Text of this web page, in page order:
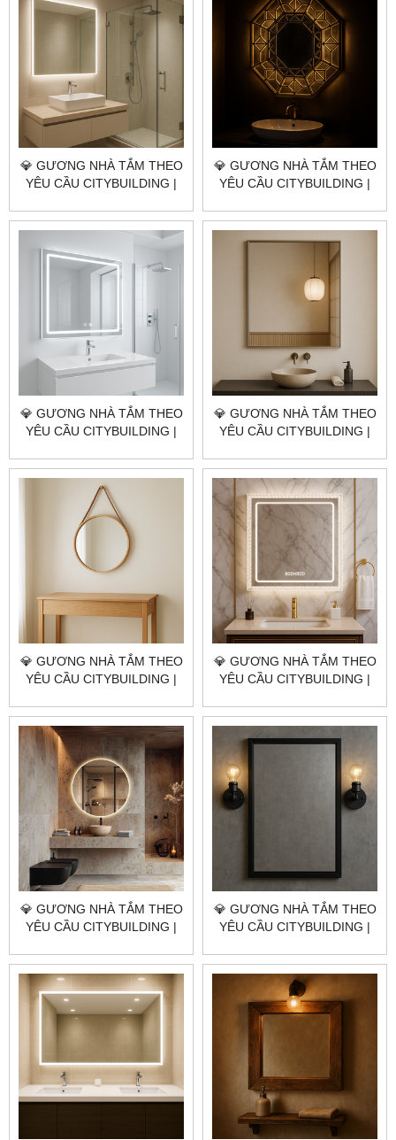
💎 GƯƠNG NHÀ TẮM THEO
YÊU CẦU CITYBUILDING |
GIÁ GƯƠNG NHÀ TẮM XÃ
PHƯỚC HẢI TP.HCM
💎 GƯƠNG NHÀ TẮM THEO
YÊU CẦU CITYBUILDING |
GIÁ GƯƠNG NHÀ TẮM XÃ
💎 GƯƠNG NHÀ TẮM THEO
YÊU CẦU CITYBUILDING |
GIÁ GƯƠNG NHÀ TẮM XÃ
LONG HẢI TP.HCM
💎 GƯƠNG NHÀ TẮM THEO
YÊU CẦU CITYBUILDING |
GIÁ GƯƠNG NHÀ TẮM XÃ
ĐẤT ĐỎ TP.HCM
💎 GƯƠNG NHÀ TẮM THEO
YÊU CẦU CITYBUILDING |
GIÁ GƯƠNG NHÀ TẮM XÃ
BÌNH CHÂU TP.HCM
💎 GƯƠNG NHÀ TẮM THEO
YÊU CẦU CITYBUILDING |
GIÁ GƯƠNG NHÀ TẮM XÃ
💎 GƯƠNG NHÀ TẮM THEO
YÊU CẦU CITYBUILDING |
GIÁ GƯƠNG NHÀ TẮM XÃ
BÀU LÂM TP.HCM
💎 GƯƠNG NHÀ TẮM THEO
YÊU CẦU CITYBUILDING |
GIÁ GƯƠNG NHÀ TẮM XÃ
HOÀ HỘI TP.HCM